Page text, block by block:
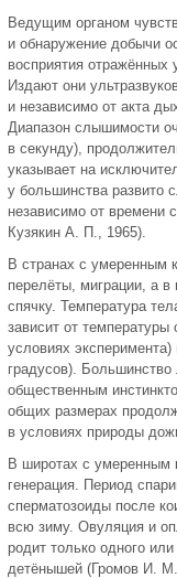
Ведущим органом
и обнаружение добычи
восприятия отражённых
Издают они
и независимо от акта
Диапазон слышимости
в секунду),
указывает на
у большинства развито
независимо от времени
Кузякин А. П., 1965).
В странах с умеренным
перелёты, миграции, а
спячку. Температура
зависит от
условиях
градусов).
общественным
общих размерах
в условиях природы
В широтах с умеренным
генерация. Период
сперматозоиды после
всю зиму. Овуляция и
родит только одного
детёнышей (Громов И.